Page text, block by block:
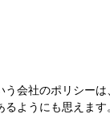
う会社のポリシー
ようにも思えま